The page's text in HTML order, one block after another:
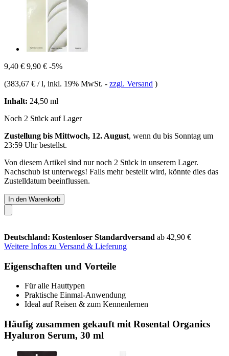
9,40 € 9,90 € -5%
(383,67 € / l, inkl. 19% MwSt. - zzgl. Versand )
Inhalt: 24,50 ml
Noch 2 Stück auf Lager
Zustellung bis Mittwoch, 12. August, wenn du bis Sonntag um
23:59 Uhrbestellst.
Von diesem Artikel sind nur noch 2 Stück in unserem Lager.
Nachschub ist unterwegs! Falls mehr bestellt wird, könnte dies das
Zustelldatum beeinflussen.
In den Warenkorb
Deutschland: Kostenloser Standardversand ab 42,90 €
Weitere Infos zu Versand & Lieferung
Eigenschaften und Vorteile
Für alle Hauttypen
Praktische Einmal-Anwendung
Ideal auf Reisen & zum Kennenlernen
Häufig zusammen gekauft mit Rosental Organics
Hyaluron Serum, 30 ml